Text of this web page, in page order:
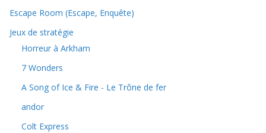
Escape Room (Escape, Enquête)
Jeux de stratégie
Horreur à Arkham
7 Wonders
A Song of Ice & Fire - Le Trône de fer
andor
Colt Express